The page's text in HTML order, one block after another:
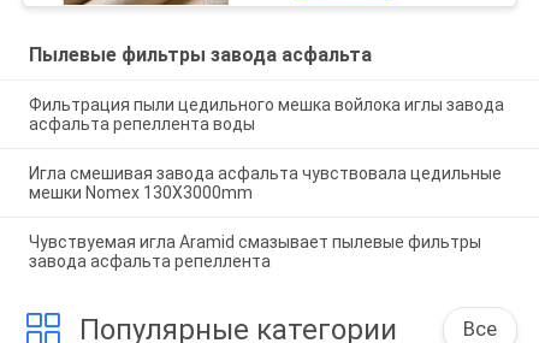
Пылевые фильтры завода асфальта
Фильтрация пыли цедильного мешка войлока иглы завода
асфальта репеллента воды
Игла смешивая завода асфальта чувствовала цедильные
мешки Nomex 130X3000mm
Чувствуемая игла Aramid смазывает пылевые фильтры
завода асфальта репеллента
Популярные категории Все